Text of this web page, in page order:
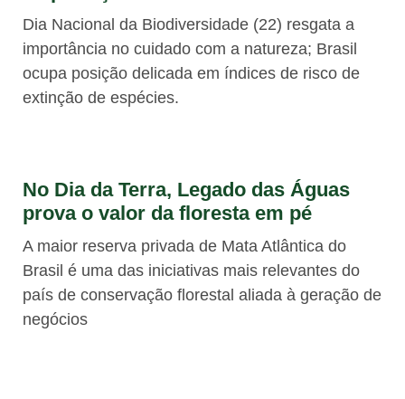
Dia Nacional da Biodiversidade (22) resgata a
importância no cuidado com a natureza; Brasil
ocupa posição delicada em índices de risco de
extinção de espécies.
No Dia da Terra, Legado das Águas
prova o valor da floresta em pé
A maior reserva privada de Mata Atlântica do
Brasil é uma das iniciativas mais relevantes do
país de conservação florestal aliada à geração de
negócios